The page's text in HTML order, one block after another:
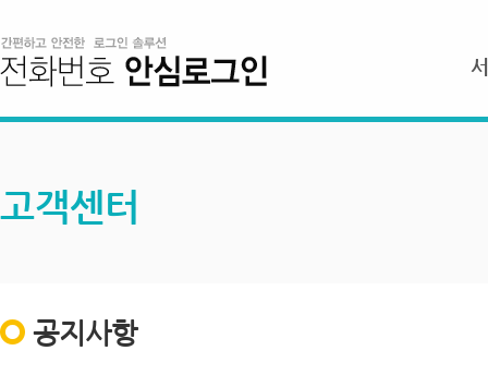
고객센터
공지사항